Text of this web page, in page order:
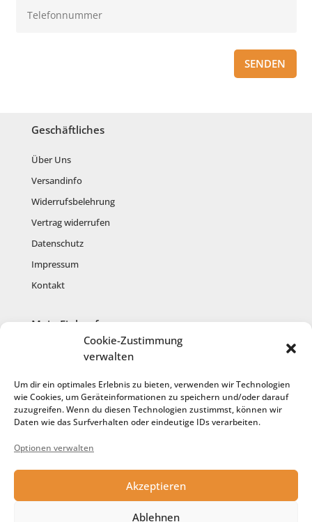
Cookie-Zustimmung
verwalten
Um dir ein optimales Erlebnis zu bieten, verwenden wir Technologien
wie Cookies, um Geräteinformationen zu speichern und/oder darauf
zuzugreifen. Wenn du diesen Technologien zustimmst, können wir
Daten wie das Surfverhalten oder eindeutige IDs verarbeiten.
Optionen verwalten
Akzeptieren
Ablehnen
SENDEN
Geschäftliches
Über Uns
Versandinfo
Widerrufsbelehrung
Vertrag widerrufen
Datenschutz
Impressum
Kontakt
Mein Einkauf
Kasse
Anmelden